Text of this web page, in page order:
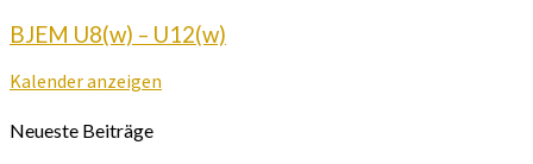
BJEM U8(w) – U12(w)
Kalender anzeigen
Neueste Beiträge